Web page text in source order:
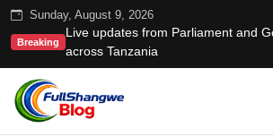
Sunday, August 9, 2026
Breaking
Live updates from Parliament and
across Tanzania